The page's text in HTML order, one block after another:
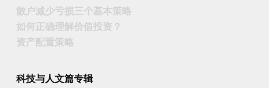
散户减少亏损三个基本策略
如何正确理解价值投资？
资产配置策略
科技与人文篇专辑